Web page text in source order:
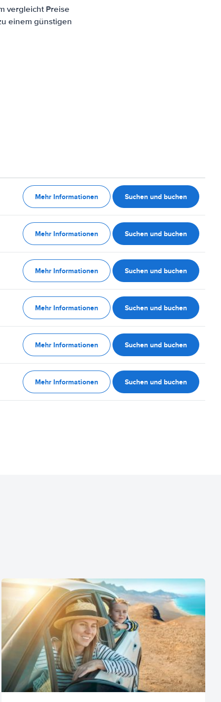
vergleicht Preise
einem günstigen
Mehr Informationen Suchen und buchen
Mehr Informationen Suchen und buchen
Mehr Informationen Suchen und buchen
Mehr Informationen Suchen und buchen
Mehr Informationen Suchen und buchen
Mehr Informationen Suchen und buchen